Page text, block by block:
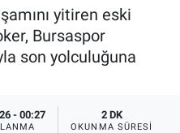
yitiren eski
Bursaspor
son yolculuğuna
- 00:27 2 DK
OKUNMA SÜRESI
ve Fikstür